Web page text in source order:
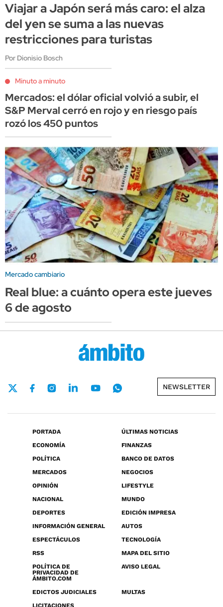
Viajar a Japón será más caro: el alza
del yen se suma a las nuevas
restricciones para turistas
Por Dionisio Bosch
Minuto a minuto
Mercados: el dólar oficial volvió a subir, el
S&P Merval cerró en rojo y en riesgo país
rozó los 450 puntos
Mercado cambiario
Real blue: a cuánto opera este jueves
6 de agosto
NEWSLETTER
PORTADA
ÚLTIMAS NOTICIAS
ECONOMÍA
FINANZAS
POLÍTICA
BANCO DE DATOS
MERCADOS
NEGOCIOS
OPINIÓN
LIFESTYLE
NACIONAL
MUNDO
DEPORTES
EDICIÓN IMPRESA
INFORMACIÓN GENERAL
AUTOS
ESPECTÁCULOS
TECNOLOGÍA
RSS
MAPA DEL SITIO
POLÍTICA DE
PRIVACIDAD DE
ÁMBITO.COM
AVISO LEGAL
EDICTOS JUDICIALES
MULTAS